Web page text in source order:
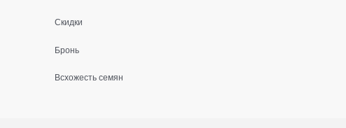
Скидки
Бронь
Всхожесть семян